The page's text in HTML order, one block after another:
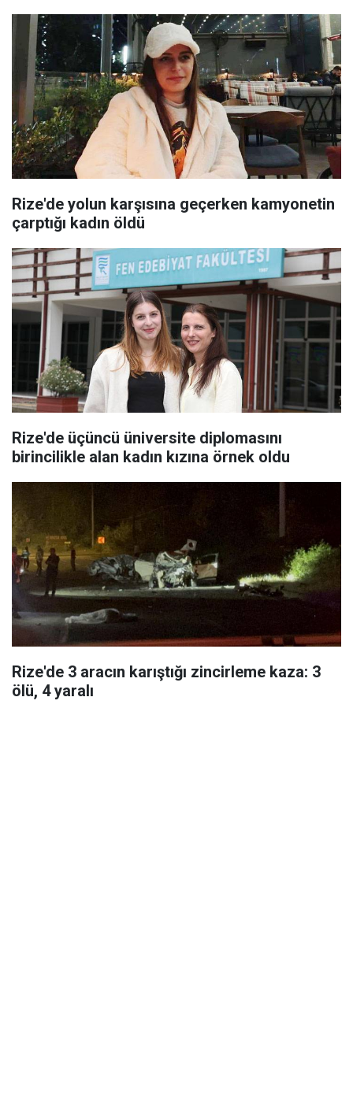
Rize'de yolun karşısına geçerken kamyonetin
çarptığı kadın öldü
Rize'de üçüncü üniversite diplomasını
birincilikle alan kadın kızına örnek oldu
Rize'de 3 aracın karıştığı zincirleme kaza: 3
ölü, 4 yaralı